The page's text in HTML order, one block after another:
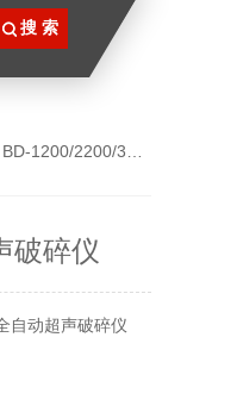
2200/3200南宁非接触式（杯式）全自动超声破碎仪
破碎仪
自动超声破碎仪